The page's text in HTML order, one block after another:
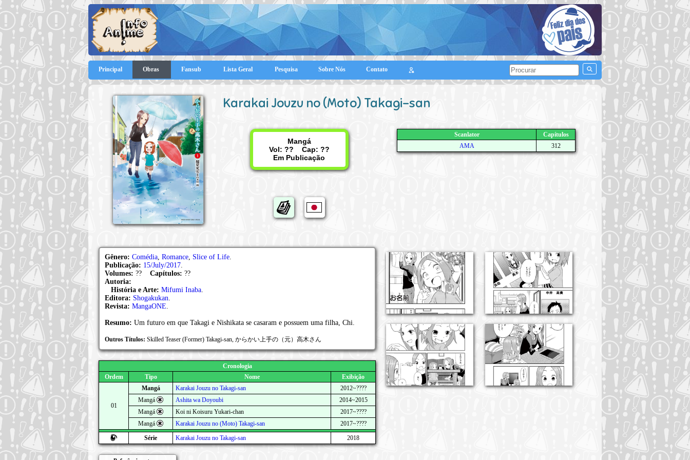
Principal Obras Fansub Lista Geral Pesquisa Sobre Nós Contato
Karakai Jouzu no (Moto) Takagi-san
Mangá
Vol: ?? Cap: ??
Em Publicação
Scanlator
Capítulos
AMA
312
Gênero: Comédia, Romance, Slice of Life.
Publicação: 15/July/2017.
Volumes: ?? Capítulos: ??
Autoria:
História e Arte: Mifumi Inaba.
Editora: Shogakukan.
Revista: MangaONE.
Resumo: Um futuro em que Takagi e Nishikata se casaram e possuem uma filha, Chi.
Outros Títulos: Skilled Teaser (Former) Takagi-san, からかい上手の（元）高木さん
Cronologia
Ordem
Tipo Nome Exibição
01
Mangá Karakai Jouzu no Takagi-san
2012~????
Mangá
Ashita wa Doyoubi
2014~2015
Mangá
Koi ni Koisuru Yukari-chan
2017~????
Mangá
Karakai Jouzu no (Moto) Takagi-san
2017~????
Série
Karakai Jouzu no Takagi-san 2018